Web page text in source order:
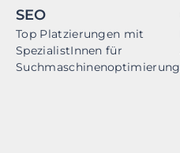
SEO
Top Platzierungen mit
SpezialistInnen für
Suchmaschinenoptimierung